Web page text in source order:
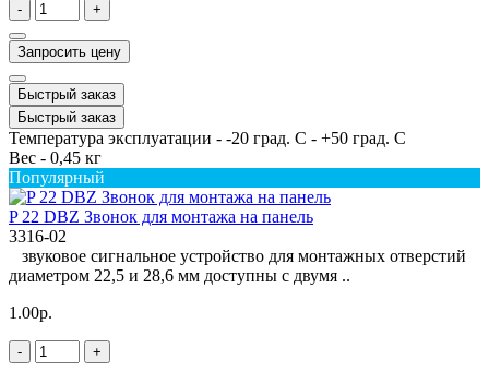
- +
Запросить цену
Быстрый заказ
Быстрый заказ
Температура эксплуатации - -20 град. С - +50 град. С
Вес - 0,45 кг
Популярный
P 22 DBZ Звонок для монтажа на панель
3316-02
звуковое сигнальное устройство для монтажных отверстий
диаметром 22,5 и 28,6 мм доступны с двумя ..
1.00р.
- +